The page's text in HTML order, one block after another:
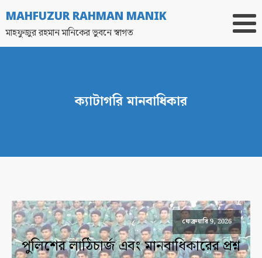
MAHFUZUR RAHMAN MANIK
মাহফুজুর রহমান মানিকের ভুবনে স্বাগত
ক্যাটাগরিমানবাধিকার
ফেব্রুয়ারি 9, 2026
পুলিশের লাঠিচার্জ এবং মানবাধিকারের প্রশ্ন